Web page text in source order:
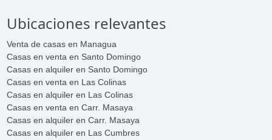
Ubicaciones relevantes
Venta de casas en Managua
Casas en venta en Santo Domingo
Casas en alquiler en Santo Domingo
Casas en venta en Las Colinas
Casas en alquiler en Las Colinas
Casas en venta en Carr. Masaya
Casas en alquiler en Carr. Masaya
Casas en alquiler en Las Cumbres